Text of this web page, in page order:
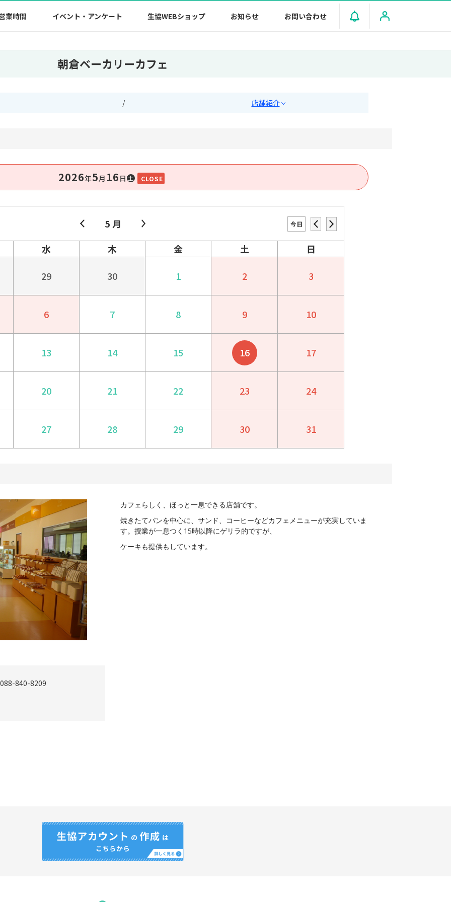
業時間 イベント・アンケート 生協WEBショップ お知らせ お問い合わせ
朝倉ベーカリーカフェ
/ 店舗紹介
2026年5⽉ 16 ⽇ 土 CLOSE
5 月 今日
水 木 金 土 日
29 30 1 2 3
6 7 8 9 10
13 14 15 16 17
20 21 22 23 24
27 28 29 30 31
840-8209
カフェらしく、ほっと一息できる店舗です。
焼きたてパンを中心に、サンド、コーヒーなどカフェメニューが充実していま
す。授業が一息つく15時以降にゲリラ的ですが、
ケーキも提供もしています。